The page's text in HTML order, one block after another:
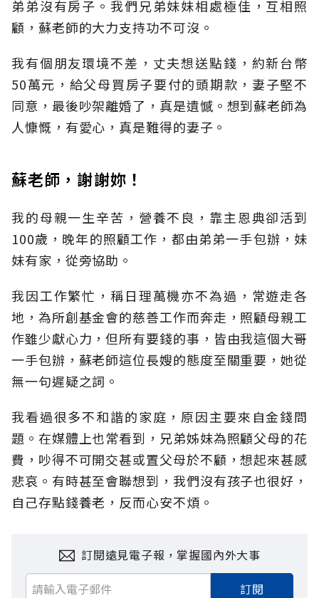
弟弟沒有房子。我們兄弟妹妹相處極佳，互相照
顧，蘇老師的大力支持功不可沒。
我有個朋友環境不差，丈夫想送點錢，約新台幣
50萬元，給父母買房子要付的頭期款，妻子堅不
同意，最後吵架離婚了，真是遺憾。想到蘇老師為
人慷慨，有愛心，真是難得的妻子。
蘇老師，謝謝妳！
我的母親一生辛苦，營養不良，靠主恩典卻活到
100歲，晚年的照顧工作，都由弟弟一手包辦，妹
妹有家，從旁協助。
我因工作繁忙，稱日理萬機亦不為過，常遊走各
地，為所創基金會的慈善工作而奔走，照顧母親工
作雖少獻心力，但所有要錢的事，皆由我這個大哥
一手包辦，蘇老師這位長嫂的態度至關重要，她從
無一句遲疑之詞。
我看過很多不和諧的家庭，原因主要來自金錢問
題。在媒體上也常看到，兄弟姊妹為照顧父母的花
費，吵得不可開交甚或置父母於不顧，想起來甚感
悲哀。有時甚至會聯想到，我們沒有孩子也很好，
自己存點錢養老，反而心安不煩。
訂閱遠見電子報，掌握國內外大事
訂閱